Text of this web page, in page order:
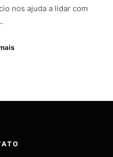
nos ajuda a lidar com